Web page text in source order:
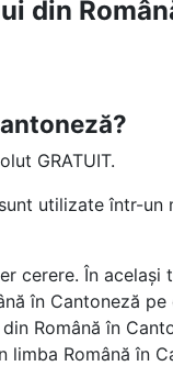
din
GRATUIT.
sunt utilizate într-un
cerere. În același
în Cantoneză
Română în
Română în